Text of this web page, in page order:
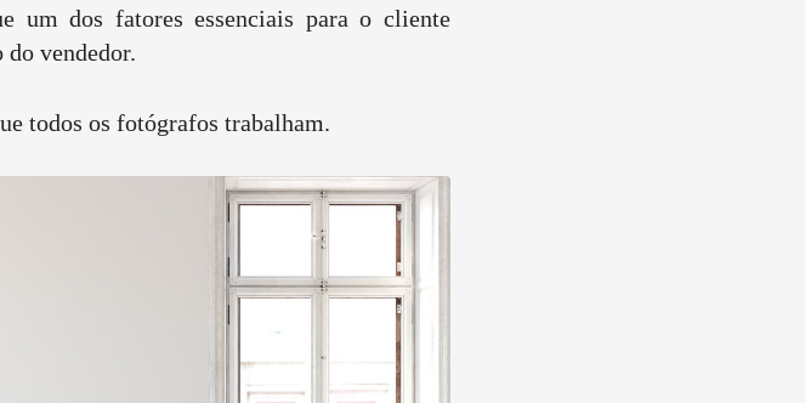
um dos fatores essenciais para o cliente
vendedor.
todos os fotógrafos trabalham.